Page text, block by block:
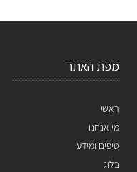
מפת האתר
ראשי
מי אנחנו
טיפים ומידע
בלוג